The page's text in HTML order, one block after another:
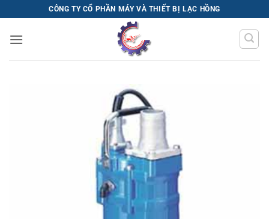
qua
nội
CÔNG TY CỔ PHẦN MÁY VÀ THIẾT BỊ LẠC HỒNG